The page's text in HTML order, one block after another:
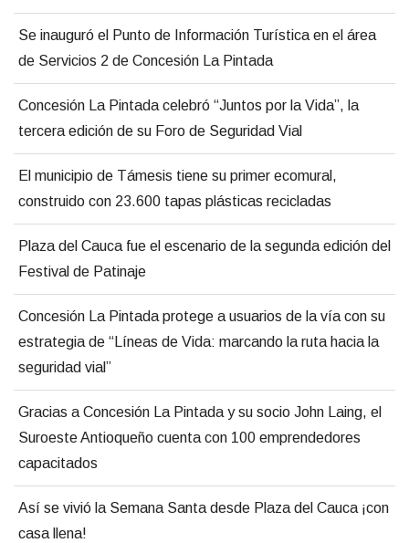
Se inauguró el Punto de Información Turística en el área
de Servicios 2 de Concesión La Pintada
Concesión La Pintada celebró “Juntos por la Vida”, la
tercera edición de su Foro de Seguridad Vial
El municipio de Támesis tiene su primer ecomural,
construido con 23.600 tapas plásticas recicladas
Plaza del Cauca fue el escenario de la segunda edición del
Festival de Patinaje
Concesión La Pintada protege a usuarios de la vía con su
estrategia de “Líneas de Vida: marcando la ruta hacia la
seguridad vial”
Gracias a Concesión La Pintada y su socio John Laing, el
Suroeste Antioqueño cuenta con 100 emprendedores
capacitados
Así se vivió la Semana Santa desde Plaza del Cauca ¡con
casa llena!